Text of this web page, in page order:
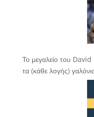
Το μεγαλείο του
τα (κάθε λογής)